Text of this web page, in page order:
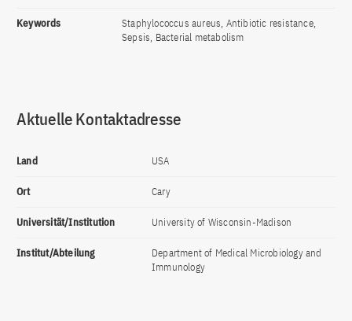
Keywords
Staphylococcus aureus, Antibiotic resistance,
Sepsis, Bacterial metabolism
Aktuelle Kontaktadresse
Land USA
Ort Cary
Universität/Institution University of Wisconsin-Madison
Institut/Abteilung
Department of Medical Microbiology and
Immunology